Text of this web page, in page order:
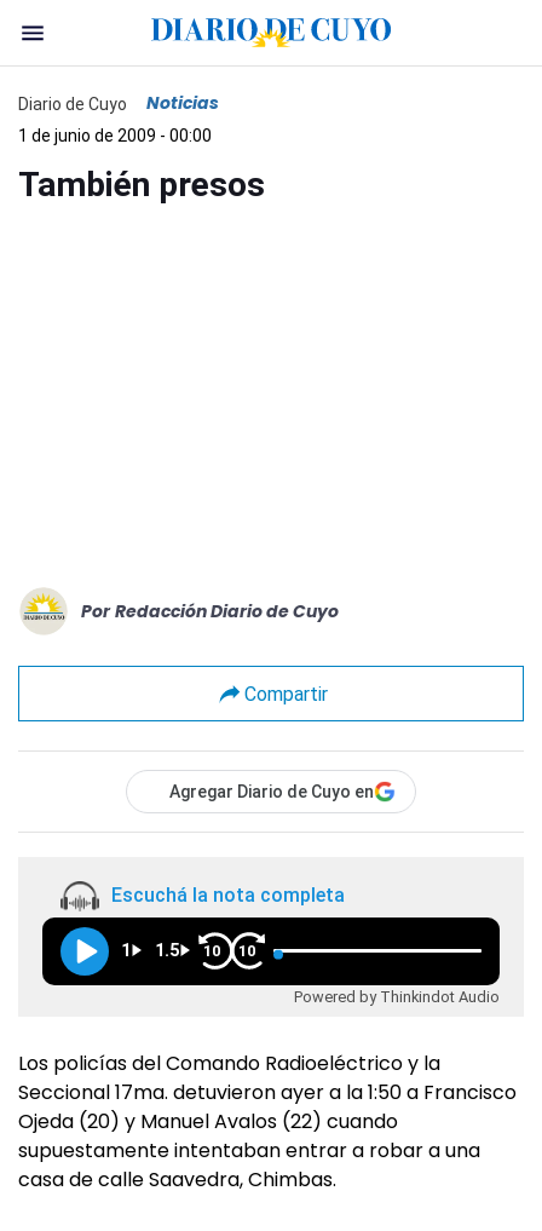
Diario de Cuyo Noticias
1 de junio de 2009 - 00:00
También presos
Por Redacción Diario de Cuyo
Compartir
Agregar Diario de Cuyo en
Escuchá la nota completa
1 1.5 10 10
Powered by Thinkindot Audio
Los policías del Comando Radioeléctrico y la
Seccional 17ma. detuvieron ayer a la 1:50 a Francisco
Ojeda (20) y Manuel Avalos (22) cuando
supuestamente intentaban entrar a robar a una
casa de calle Saavedra, Chimbas.